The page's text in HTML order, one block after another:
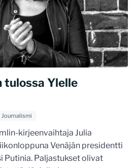
tulossa Ylelle
Journalismi
kirjeenvaihtaja Julia
Venäjän presidentti
Paljastukset olivat